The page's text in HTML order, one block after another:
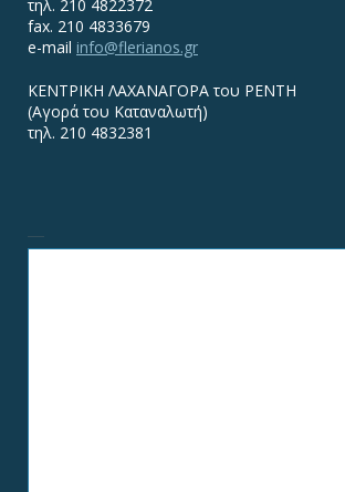
τηλ. 210 4822372
fax. 210 4833679
e-mail info@flerianos.gr
ΚΕΝΤΡΙΚΗ ΛΑΧΑΝΑΓΟΡΑ του ΡΕΝΤΗ
(Αγορά του Καταναλωτή)
τηλ. 210 4832381